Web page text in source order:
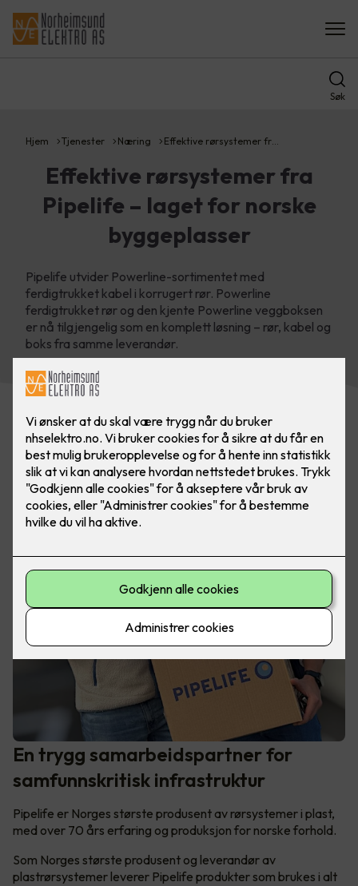
Søk
Hjem Tjenester Næring Effektive rørsystemer fr…
Effektive rørsystemer fra
Pipelife – laget for norske
byggeplasser
Pipelife utvider Powerline-sortimentet med
ferdigtrukket kabel i korrugert rør. Powerline
ferdigtrukket rør og den kjente Powerline veggboksen
er nå tilgjengelig som en komplett løsning – rør, kabel og
boks fra samme leverandør.
En trygg samarbeidspartner for
samfunnskritisk infrastruktur
Pipelife er Norges største produsent av rørsystemer i plast,
med over 70 års erfaring og produksjon for norske forhold.
Som Norges største produsent og leverandør av
plastrørsystemer leverer Pipelife produkter som brukes i alt